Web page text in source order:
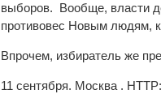
выборов. Вообще, власти
противовес Новым людям,
Впрочем, избиратель же
11 сентября. Москва .